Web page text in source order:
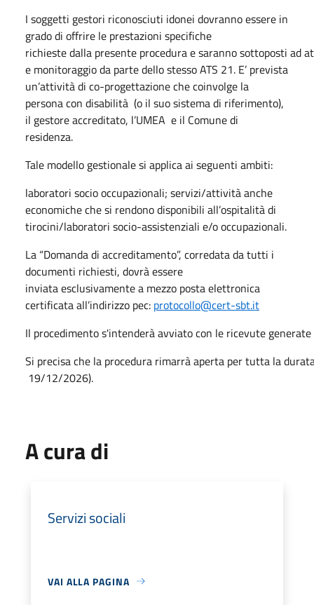
I soggetti gestori riconosciuti idonei dovranno essere in
grado di offrire le prestazioni specifiche
richieste dalla presente procedura e saranno sottoposti ad
e monitoraggio da parte dello stesso ATS 21. E’ prevista
un’attività di co-progettazione che coinvolge la
persona con disabilità (o il suo sistema di riferimento),
il gestore accreditato, l’UMEA e il Comune di
residenza.
Tale modello gestionale si applica ai seguenti ambiti:
laboratori socio occupazionali; servizi/attività anche
economiche che si rendono disponibili all’ospitalità di
tirocini/laboratori socio-assistenziali e/o occupazionali.
La “Domanda di accreditamento”, corredata da tutti i
documenti richiesti, dovrà essere
inviata esclusivamente a mezzo posta elettronica
certificata all’indirizzo pec: protocollo@cert-sbt.it
Il procedimento s'intenderà avviato con le ricevute
Si precisa che la procedura rimarrà aperta per tutta la
19/12/2026).
A cura di
Servizi sociali
VAI ALLA PAGINA